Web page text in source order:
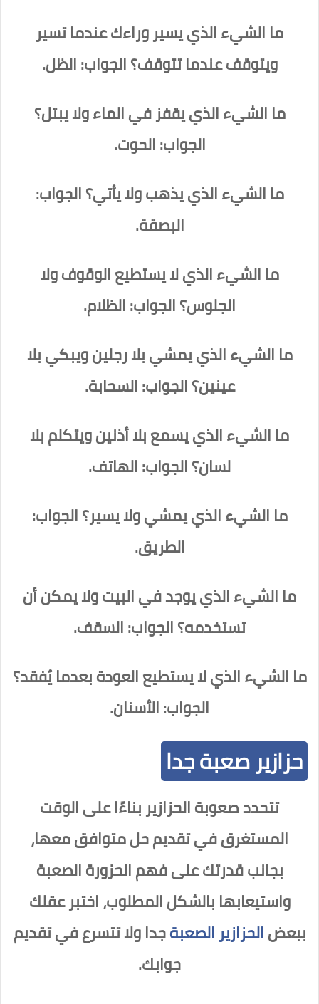
ما الشيء الذي يسير وراءك عندما تسير
ويتوقف عندما تتوقف؟ الجواب: الظل.
ما الشيء الذي يقفز في الماء ولا يبتل؟
الجواب: الحوت.
ما الشيء الذي يذهب ولا يأتي؟ الجواب:
البصقة.
ما الشيء الذي لا يستطيع الوقوف ولا
الجلوس؟ الجواب: الظلام.
ما الشيء الذي يمشي بلا رجلين ويبكي بلا
عينين؟ الجواب: السحابة.
ما الشيء الذي يسمع بلا أذنين ويتكلم بلا
لسان؟ الجواب: الهاتف.
ما الشيء الذي يمشي ولا يسير؟ الجواب:
الطريق.
ما الشيء الذي يوجد في البيت ولا يمكن أن
تستخدمه؟ الجواب: السقف.
ما الشيء الذي لا يستطيع العودة بعدما يُفقد؟
الجواب: الأسنان.
حزازير صعبة جدا
تتحدد صعوبة الحزازير بناءًا على الوقت
المستغرق في تقديم حل متوافق معها،
بجانب قدرتك على فهم الحزورة الصعبة
واستيعابها بالشكل المطلوب، اختبر عقلك
ببعضالحزازير الصعبةجدا ولا تتسرع في تقديم
جوابك.